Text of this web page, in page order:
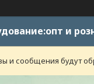
и
и сообщения будут